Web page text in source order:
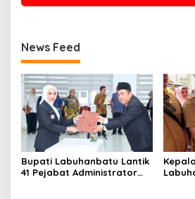
News Feed
Bupati Labuhanbatu Lantik
41 Pejabat Administrator